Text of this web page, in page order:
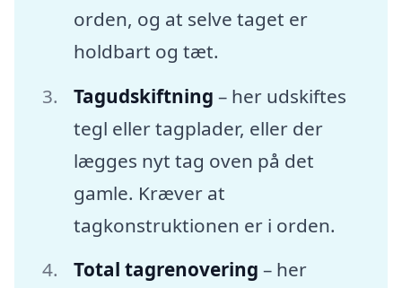
orden, og at selve taget er
holdbart og tæt.
Tagudskiftning – her udskiftes
tegl eller tagplader, eller der
lægges nyt tag oven på det
gamle. Kræver at
tagkonstruktionen er i orden.
Total tagrenovering – her